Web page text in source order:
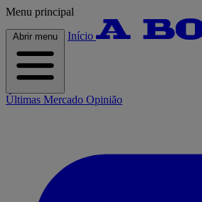
Menu principal
Abrir menu Início
Últimas Mercado Opinião